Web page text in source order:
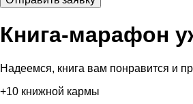
Книга-марафон
Надеемся, книга вам понравится и
+10 книжной кармы